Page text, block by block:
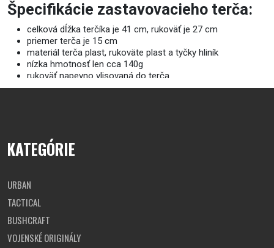
Špecifikácie zastavovacieho terča:
celková dĺžka terčíka je 41 cm, rukoväť je 27 cm
priemer terča je 15 cm
materiál terča plast, rukoväte plast a tyčky hliník
nízka hmotnosť len cca 140g
rukoväť napevno vlisovaná do terča
terčík ošetrený nástrekom s UV stabilizátorom
KATEGÓRIE
URBAN
TACTICAL
BUSHCRAFT
VOJENSKÉ ORIGINÁLY